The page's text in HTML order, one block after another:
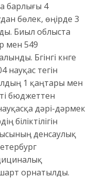
барлығы 4
бөлек, өңірде 3
Биыл облыста
мен 549
Бүгінгі күнге
науқас тегін
1 қаңтары мен
бюджеттен
дәрі-дәрмек
біліктілігін
денсаулық
шарт орнатылды.